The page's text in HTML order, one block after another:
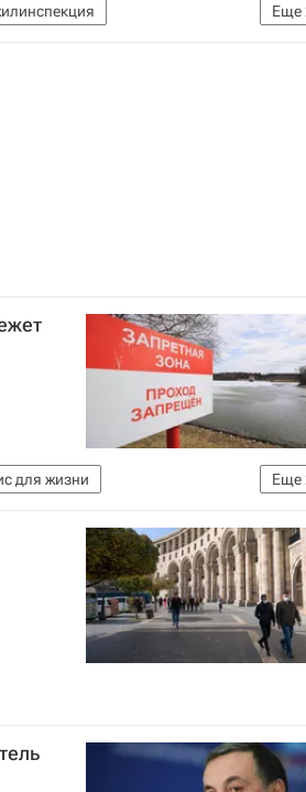
Еще
Москвы
Еще
для жизни
Недвижимость